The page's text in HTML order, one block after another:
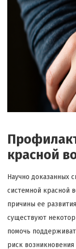
красной
Научно доказанных
системной красной
причины ее
существуют
помочь
риск